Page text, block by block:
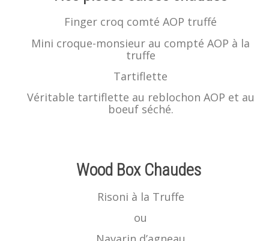
Finger croq comté AOP truffé
Mini croque-monsieur au compté AOP à la
truffe
Tartiflette
Véritable tartiflette au reblochon AOP et au
boeuf séché.
Wood Box Chaudes
Risoni à la Truffe
ou